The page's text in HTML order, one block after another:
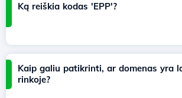
Ką reiškia kodas 'EPP'?
Kaip galiu patikrinti, ar domenas yra
rinkoje?